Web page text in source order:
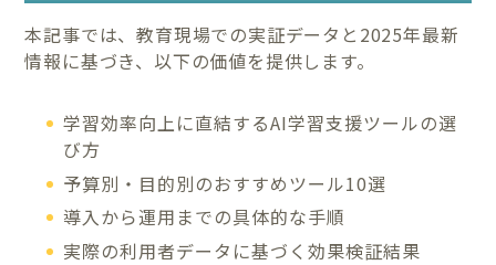
本記事では、教育現場での実証データと2025年最新
情報に基づき、以下の価値を提供します。
学習効率向上に直結するAI学習支援ツールの選
び方
予算別・目的別のおすすめツール10選
導入から運用までの具体的な手順
実際の利用者データに基づく効果検証結果